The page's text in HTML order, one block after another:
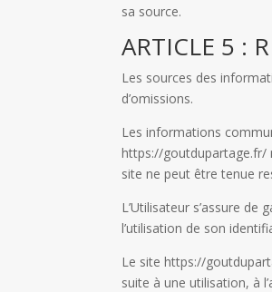
sa source.
ARTICLE 5 :
Les sources des
d’omissions.
Les informations
https://goutdupartage.fr/
site ne peut être tenue
L’Utilisateur s’assure
l’utilisation de son
Le site https://
suite à une utilisation, à